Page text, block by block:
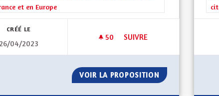
et en Europe
CRÉÉ LE
26/04/2023
50 50 ABONNÉS
SUIVRE
DES MOYENS POUR
VOIR LA PROPOSITION DES MOYENS